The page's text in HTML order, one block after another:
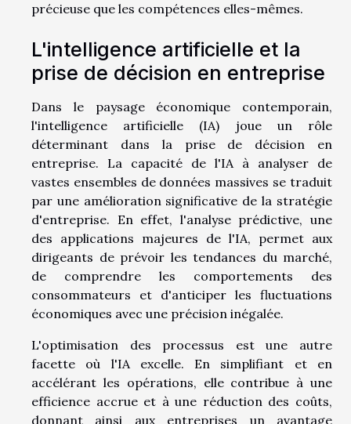
précieuse que les compétences elles-mêmes.
L'intelligence artificielle et la
prise de décision en entreprise
Dans le paysage économique contemporain,
l'intelligence artificielle (IA) joue un rôle
déterminant dans la prise de décision en
entreprise. La capacité de l'IA à analyser de
vastes ensembles de données massives se traduit
par une amélioration significative de la stratégie
d'entreprise. En effet, l'analyse prédictive, une
des applications majeures de l'IA, permet aux
dirigeants de prévoir les tendances du marché,
de comprendre les comportements des
consommateurs et d'anticiper les fluctuations
économiques avec une précision inégalée.
L'optimisation des processus est une autre
facette où l'IA excelle. En simplifiant et en
accélérant les opérations, elle contribue à une
efficience accrue et à une réduction des coûts,
donnant ainsi aux entreprises un avantage